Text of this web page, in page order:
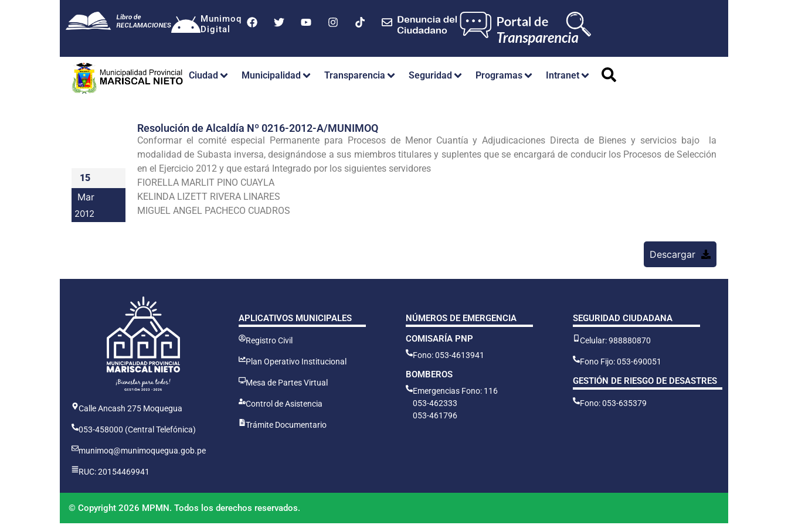
Munimoq
Digital
Ciudad Municipalidad Transparencia Seguridad Programas Intranet
15
Mar
2012
Resolución de Alcaldía Nº 0216-2012-A/MUNIMOQ
Conformar el comité especial Permanente para Procesos de Menor Cuantía y Adjudicaciones Directa de Bienes y servicios bajo la
modalidad de Subasta inversa, designándose a sus miembros titulares y suplentes que se encargará de conducir los Procesos de Selección
en el Ejercicio 2012 y que estará Integrado por los siguientes servidores
FIORELLA MARLIT PINO CUAYLA
KELINDA LIZETT RIVERA LINARES
MIGUEL ANGEL PACHECO CUADROS
Descargar
Calle Ancash 275 Moquegua
053-458000 (Central Telefónica)
munimoq@munimoquegua.gob.pe
RUC: 20154469941
APLICATIVOS MUNICIPALES
Registro Civil
Plan Operativo Institucional
Mesa de Partes Virtual
Control de Asistencia
Trámite Documentario
NÚMEROS DE EMERGENCIA
COMISARÍA PNP
Fono: 053-4613941
BOMBEROS
Emergencias Fono: 116
053-462333
053-461796
SEGURIDAD CIUDADANA
Celular: 988880870
Fono Fijo: 053-690051
GESTIÓN DE RIESGO DE DESASTRES
Fono: 053-635379
© Copyright 2026 MPMN. Todos los derechos reservados.